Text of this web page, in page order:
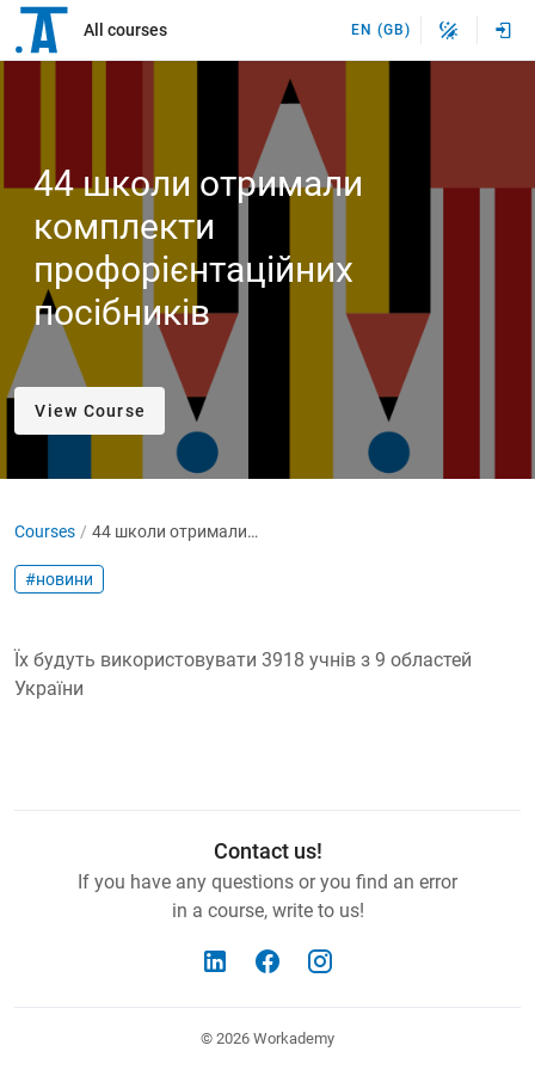
All courses EN (GB)
44 школи отримали
комплекти
профорієнтаційних
посібників
View Course
Courses 44 школи отримали комплекти профорієнтаційних посібників
#новини
Їх будуть використовувати 3918 учнів з 9 областей
України
Contact us!
If you have any questions or you find an error
in a course, write to us!
© 2026 Workademy